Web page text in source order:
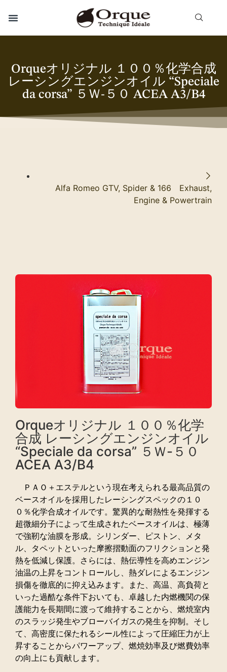
Orqueオリジナル １００％化学合成
レーシングエンジンオイル “Speciale
da corsa” ５Ｗ-５０ ACEA A3/B4
Alfa Romeo GTV, Spider & 166 Exhaust,
Engine & Powertrain
Orqueオリジナル １００％化学
合成 レーシングエンジンオイル
“Speciale da corsa” ５Ｗ-５０
ACEA A3/B4
ＰＡＯ＋エステルという現在考えられる最高品質の
ベースオイルを採用したレーシングスペックの１０
０％化学合成オイルです。驚異的な耐熱性を発揮する
超微細分子によって生成されたベースオイルは、極薄
で強靭な油膜を形成。シリンダー、ピストン、メタ
ル、タペットといった摩擦摺動面のフリクションと発
熱を低減し保護。さらには、熱伝導性を高めエンジン
油温の上昇をコントロールし、熱ダレによるエンジン
損傷を徹底的に抑え込みます。また、高温、高負荷と
いった過酷な条件下おいても、卓越した内燃機関の保
護能力を長期間に渡って維持することから、燃焼室内
のスラッジ発生やブローバイガスの発生を抑制。そし
て、高密度に保たれるシール性によって圧縮圧力が上
昇することからパワーアップ、燃焼効率及び燃費効率
の向上にも貢献します。